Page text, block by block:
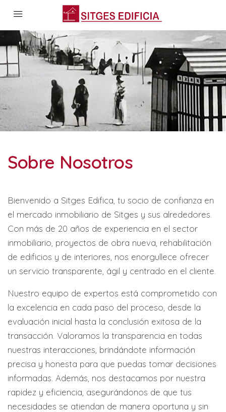
Sobre Nosotros
Bienvenido a Sitges Edifica, tu socio de confianza en
el mercado inmobiliario de Sitges y sus alrededores.
Con más de 20 años de experiencia en el sector
inmobiliario, proyectos de obra nueva, rehabilitación
de edificios y de interiores, nos enorgullece ofrecer
un servicio transparente, ágil y centrado en el cliente.
Nuestro equipo de expertos está comprometido con
la excelencia en cada paso del proceso, desde la
evaluación inicial hasta la conclusión exitosa de la
transacción. Valoramos la transparencia en todas
nuestras interacciones, brindándote información
precisa y honesta para que puedas tomar decisiones
informadas. Además, nos destacamos por nuestra
rapidez y eficiencia, asegurándonos de que tus
necesidades se atiendan de manera oportuna y sin